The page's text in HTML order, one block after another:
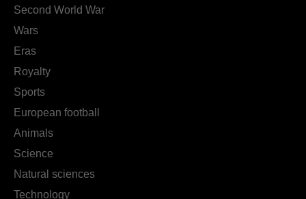
Second World War
Wars
Eras
Royalty
Sports
European football
Animals
Science
Natural sciences
Technology